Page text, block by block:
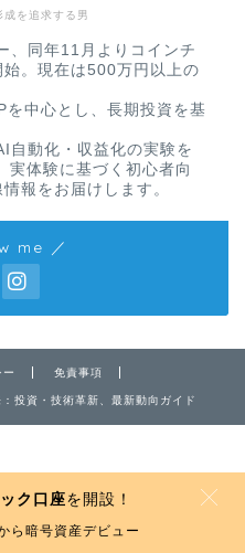
を追求する男
、同年11月よりコインチ
。現在は500万円以上の
中心とし、長期投資を基
自動化・収益化の実験を
実体験に基づく初心者向
報をお届けします。
me ／
免責事項
資・技術革新、最新動向ガイド
お問い合わせ
ク口座を開設！
ら暗号資産デビュー